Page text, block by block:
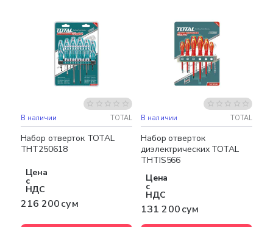
В наличии TOTAL
Набор отверток TOTAL
THT250618
Цена
с
НДС
216 200 сум
В наличии TOTAL
Набор отверток
диэлектрических TOTAL
THTIS566
Цена
с
НДС
131 200 сум